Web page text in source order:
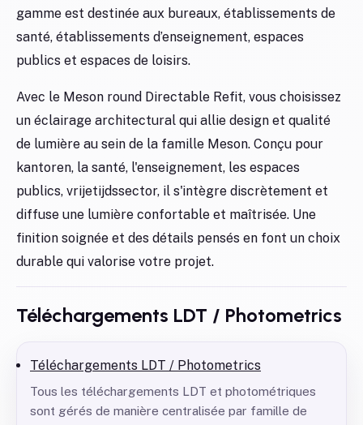
gamme est destinée aux bureaux, établissements de
santé, établissements d’enseignement, espaces
publics et espaces de loisirs.
Avec le Meson round Directable Refit, vous choisissez
un éclairage architectural qui allie design et qualité
de lumière au sein de la famille Meson. Conçu pour
kantoren, la santé, l'enseignement, les espaces
publics, vrijetijdssector, il s'intègre discrètement et
diffuse une lumière confortable et maîtrisée. Une
finition soignée et des détails pensés en font un choix
durable qui valorise votre projet.
Téléchargements LDT / Photometrics
Téléchargements LDT / Photometrics
Tous les téléchargements LDT et photométriques
sont gérés de manière centralisée par famille de